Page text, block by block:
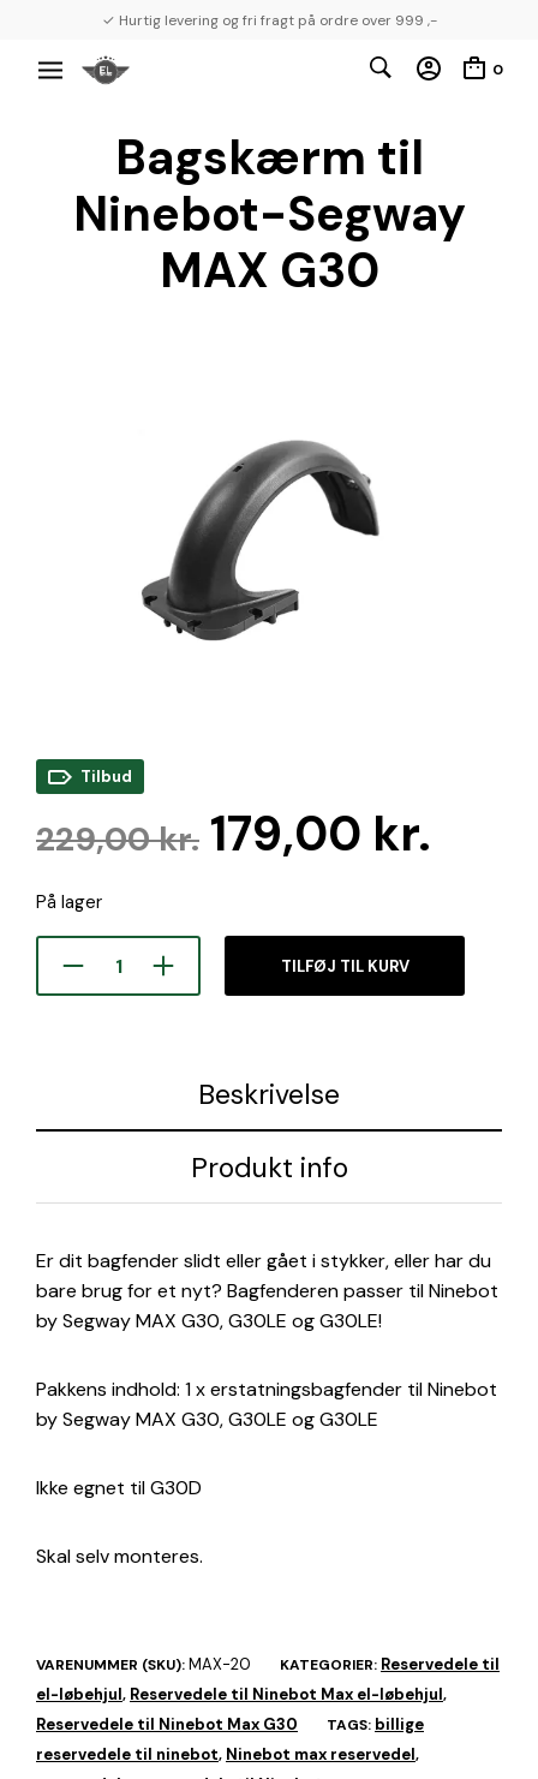
✓ Hurtig levering og fri fragt på ordre over 999 ,-
0
Bagskærm til
Ninebot-Segway
MAX G30
Tilbud
229,00kr. Den
pris
var:
179,00 kr.
pris
På lager
TILFØJ TIL KURV
Beskrivelse
Produkt info
Er dit bagfender slidt eller gået i stykker, eller har du
bare brug for et nyt? Bagfenderen passer til Ninebot
by Segway MAX G30, G30LE og G30LE!
Pakkens indhold: 1 x erstatningsbagfender til Ninebot
by Segway MAX G30, G30LE og G30LE
Ikke egnet til G30D
Skal selv monteres.
VARENUMMER (SKU):MAX-20 KATEGORIER: Reservedele til
el-løbehjul, Reservedele til Ninebot Max el-løbehjul,
Reservedele til Ninebot Max G30 TAGS: billige
reservedele til ninebot, Ninebot max reservedel,